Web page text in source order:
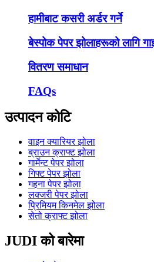
हामीबाट कसरी अर्डर गर्ने
बेस्पोक पेपर झोलाहरूको लागि
वितरण समाधान
FAQs
उत्पादन कोटि
वाइन क्यारियर झोला
ब्राउन क्राफ्ट झोला
गार्मेन्ट पेपर झोला
गिफ्ट पेपर झोला
गहना पेपर झोला
लक्जरी पेपर झोला
प्रिमियम किनमेल झोला
सेतो क्राफ्ट झोला
JUDI को बारेमा